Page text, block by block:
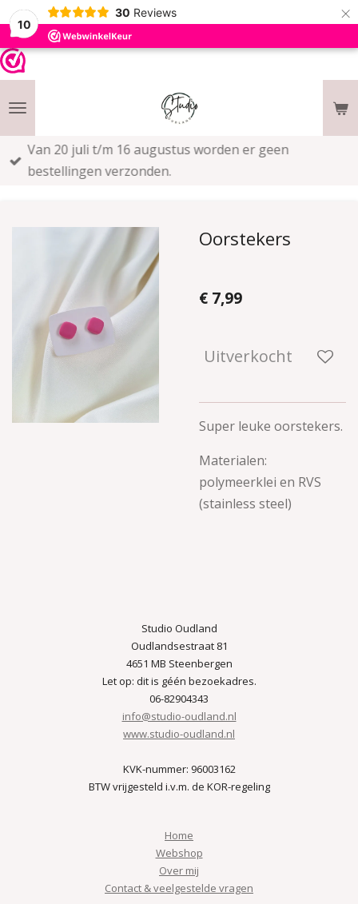
10
30 Reviews ×
Van 20 juli t/m 16 augustus worden er geen
bestellingen verzonden.
Oorstekers
€ 7,99
Uitverkocht
Super leuke oorstekers.
Materialen:
polymeerklei en RVS
(stainless steel)
Studio Oudland
Oudlandsestraat 81
4651 MB Steenbergen
Let op: dit is géén bezoekadres.
06-82904343
info@studio-oudland.nl
www.studio-oudland.nl
KVK-nummer: 96003162
BTW vrijgesteld i.v.m. de KOR-regeling
Home
Webshop
Over mij
Contact & veelgestelde vragen